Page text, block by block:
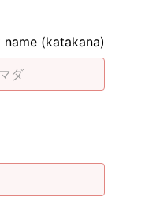
name (katakana)